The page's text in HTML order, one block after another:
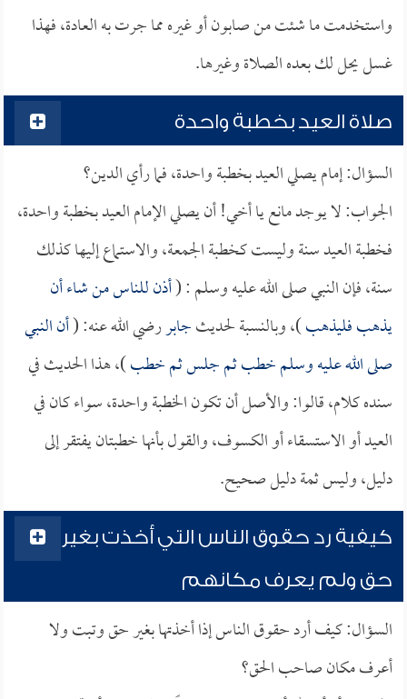
واستخدمت ما شئت من صابون أو غيره مما جرت به العادة، فهذا
غسل يحل لك بعده الصلاة وغيرها.
صلاة العيد بخطبة واحدة
السؤال: إمام يصلي العيد بخطبة واحدة، فما رأي الدين؟
الجواب: لا يوجد مانع يا أخي! أن يصلي الإمام العيد بخطبة واحدة،
فخطبة العيد سنة وليست كخطبة الجمعة، والاستماع إليها كذلك
سنة، فإن النبي صلى الله عليه وسلم : (أذن للناس من شاء أن
يذهب فليذهب)، وبالنسبة لحديثجابررضي الله عنه: (أن النبي
صلى الله عليه وسلم خطب ثم جلس ثم خطب)، هذا الحديث في
سنده كلام، قالوا: والأصل أن تكون الخطبة واحدة، سواء كان في
العيد أو الاستسقاء أو الكسوف، والقول بأنها خطبتان يفتقر إلى
دليل، وليس ثمة دليل صحيح.
كيفية رد حقوق الناس التي أخذت بغير
حق ولم يعرف مكانهم
السؤال: كيف أرد حقوق الناس إذا أخذتها بغير حق وتبت ولا
أعرف مكان صاحب الحق؟